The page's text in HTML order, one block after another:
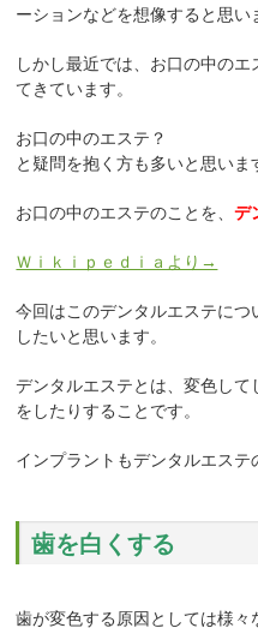
ーションなどを想像すると思い
しかし最近では、お口の中の
てきています。
お口の中のエステ？
と疑問を抱く方も多いと思いま
お口の中のエステのことを、デ
Ｗｉｋｉｐｅｄｉａより→
今回はこのデンタルエステに
したいと思います。
デンタルエステとは、変色し
をしたりすることです。
インプラントもデンタルエステ
歯を白くする
歯が変色する原因としては様々